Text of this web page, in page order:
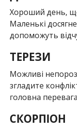
Хороший день,
Маленькі
допоможуть
ТЕРЕЗИ
Можливі
згладите
головна
СКОРПІОН